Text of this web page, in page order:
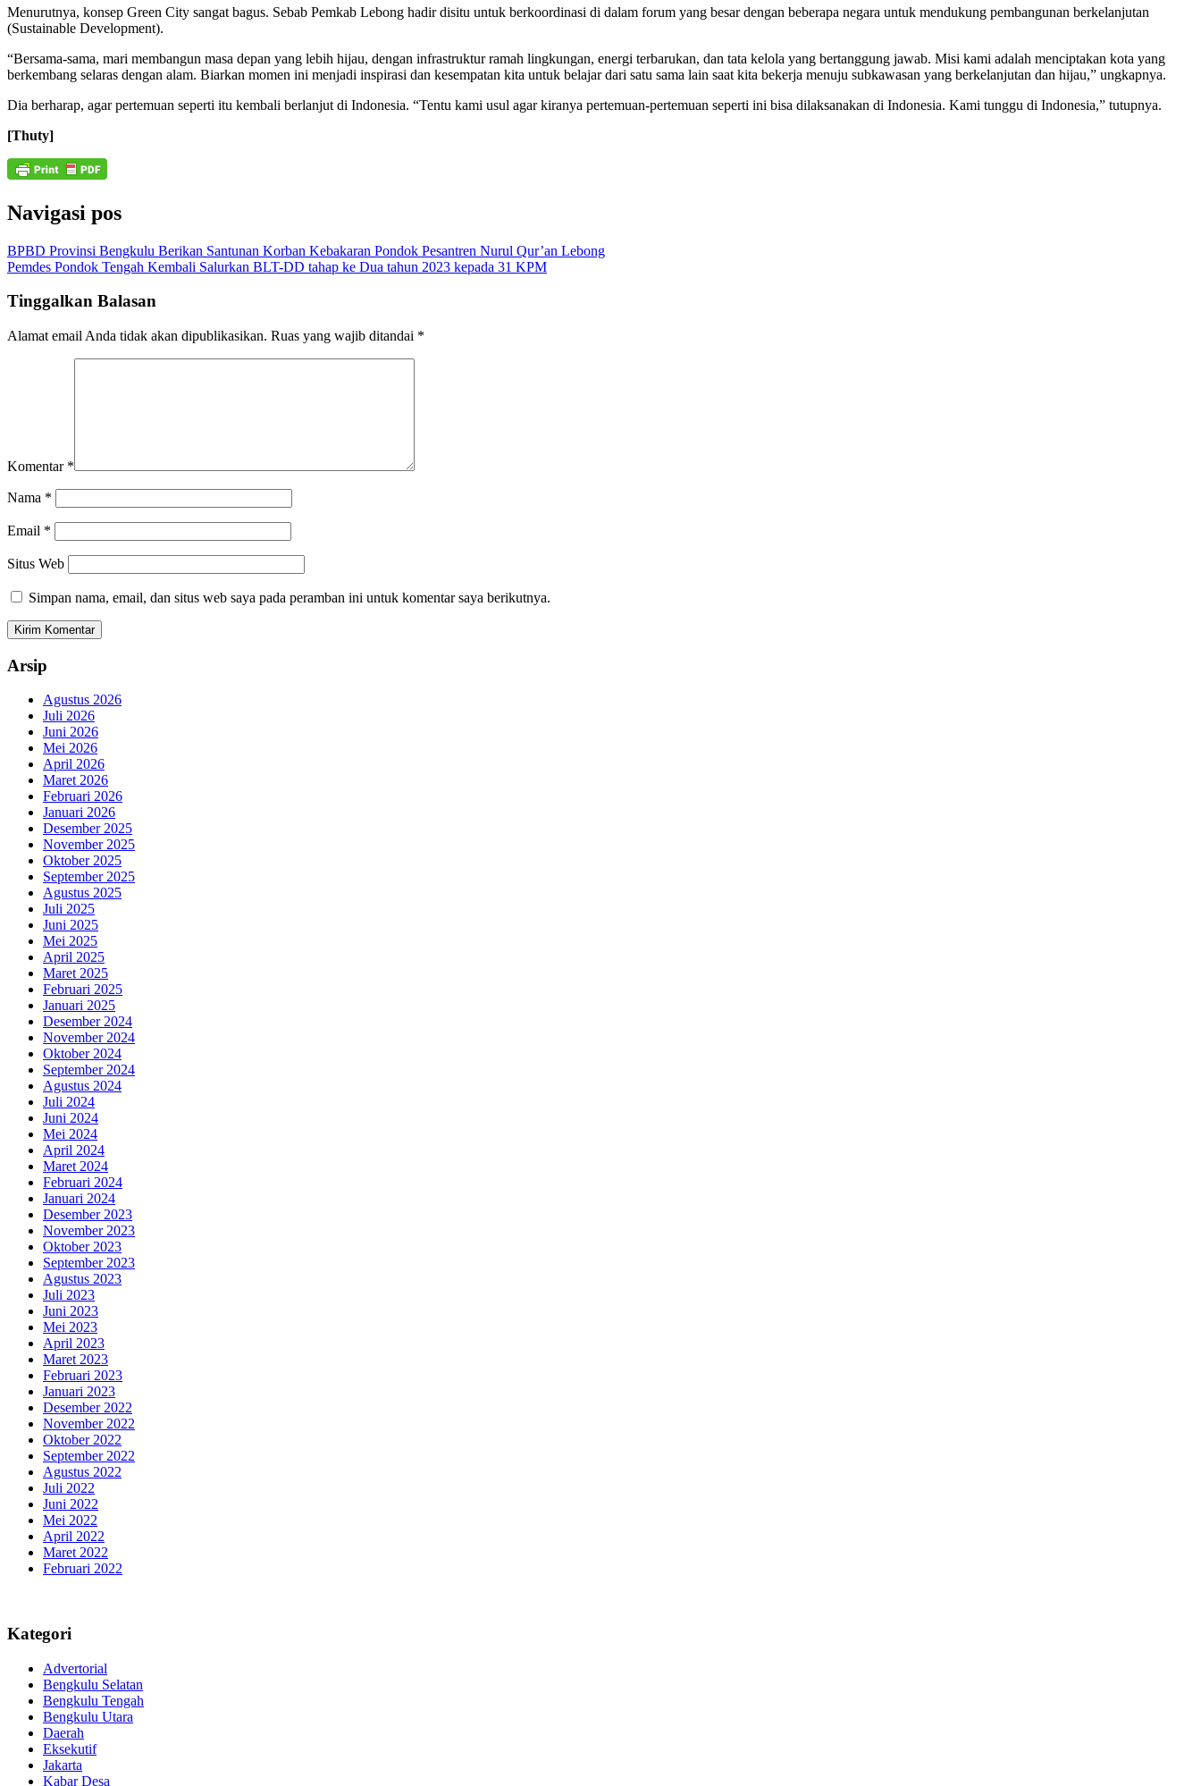
Menurutnya, konsep Green City sangat bagus. Sebab Pemkab Lebong hadir disitu untuk berkoordinasi di dalam forum yang besar dengan beberapa negara untuk mendukung pembangunan berkelanjutan
(Sustainable Development).
“Bersama-sama, mari membangun masa depan yang lebih hijau, dengan infrastruktur ramah lingkungan, energi terbarukan, dan tata kelola yang bertanggung jawab. Misi kami adalah menciptakan kota yang
berkembang selaras dengan alam. Biarkan momen ini menjadi inspirasi dan kesempatan kita untuk belajar dari satu sama lain saat kita bekerja menuju subkawasan yang berkelanjutan dan hijau,” ungkapnya.
Dia berharap, agar pertemuan seperti itu kembali berlanjut di Indonesia. “Tentu kami usul agar kiranya pertemuan-pertemuan seperti ini bisa dilaksanakan di Indonesia. Kami tunggu di Indonesia,” tutupnya.
[Thuty]
Navigasi pos
BPBD Provinsi Bengkulu Berikan Santunan Korban Kebakaran Pondok Pesantren Nurul Qur’an Lebong
Pemdes Pondok Tengah Kembali Salurkan BLT-DD tahap ke Dua tahun 2023 kepada 31 KPM
Tinggalkan Balasan
Alamat email Anda tidak akan dipublikasikan. Ruas yang wajib ditandai *
Komentar *
Nama *
Email *
Situs Web
Simpan nama, email, dan situs web saya pada peramban ini untuk komentar saya berikutnya.
Arsip
Agustus 2026
Juli 2026
Juni 2026
Mei 2026
April 2026
Maret 2026
Februari 2026
Januari 2026
Desember 2025
November 2025
Oktober 2025
September 2025
Agustus 2025
Juli 2025
Juni 2025
Mei 2025
April 2025
Maret 2025
Februari 2025
Januari 2025
Desember 2024
November 2024
Oktober 2024
September 2024
Agustus 2024
Juli 2024
Juni 2024
Mei 2024
April 2024
Maret 2024
Februari 2024
Januari 2024
Desember 2023
November 2023
Oktober 2023
September 2023
Agustus 2023
Juli 2023
Juni 2023
Mei 2023
April 2023
Maret 2023
Februari 2023
Januari 2023
Desember 2022
November 2022
Oktober 2022
September 2022
Agustus 2022
Juli 2022
Juni 2022
Mei 2022
April 2022
Maret 2022
Februari 2022
Kategori
Advertorial
Bengkulu Selatan
Bengkulu Tengah
Bengkulu Utara
Daerah
Eksekutif
Jakarta
Kabar Desa